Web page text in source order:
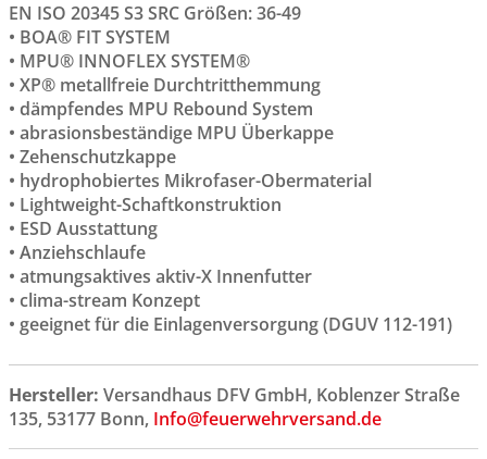
EN ISO 20345 S3 SRC Größen: 36-49
• BOA® FIT SYSTEM
• MPU® INNOFLEX SYSTEM®
• XP® metallfreie Durchtritthemmung
• dämpfendes MPU Rebound System
• abrasionsbeständige MPU Überkappe
• Zehenschutzkappe
• hydrophobiertes Mikrofaser-Obermaterial
• Lightweight-Schaftkonstruktion
• ESD Ausstattung
• Anziehschlaufe
• atmungsaktives aktiv-X Innenfutter
• clima-stream Konzept
• geeignet für die Einlagenversorgung (DGUV 112-191)
Hersteller: Versandhaus DFV GmbH, Koblenzer Straße
135, 53177 Bonn, Info@feuerwehrversand.de